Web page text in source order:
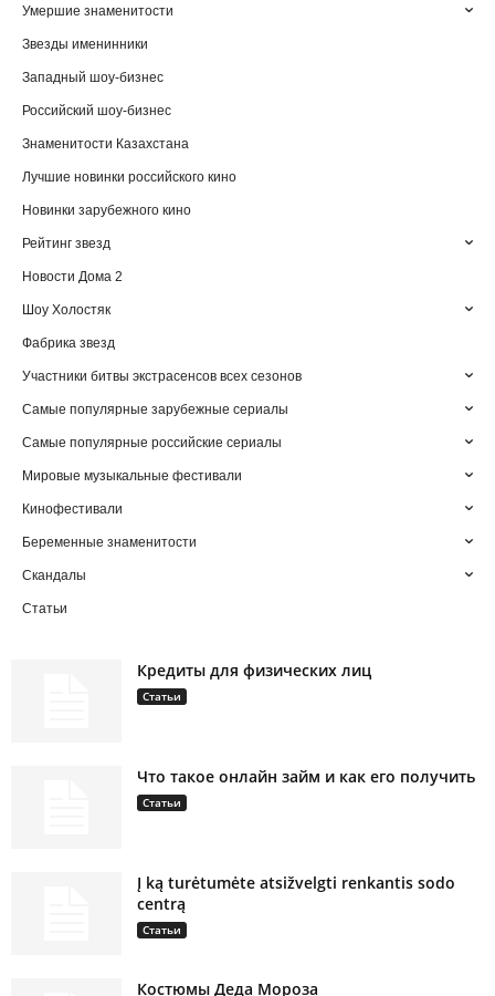
Умершие знаменитости
Звезды именинники
Западный шоу-бизнес
Российский шоу-бизнес
Знаменитости Казахстана
Лучшие новинки российского кино
Новинки зарубежного кино
Рейтинг звезд
Новости Дома 2
Шоу Холостяк
Фабрика звезд
Участники битвы экстрасенсов всех сезонов
Самые популярные зарубежные сериалы
Самые популярные российские сериалы
Мировые музыкальные фестивали
Кинофестивали
Беременные знаменитости
Скандалы
Статьи
Кредиты для физических лиц
Статьи
Что такое онлайн займ и как его получить
Статьи
Į ką turėtumėte atsižvelgti renkantis sodo
centrą
Статьи
Костюмы Деда Мороза